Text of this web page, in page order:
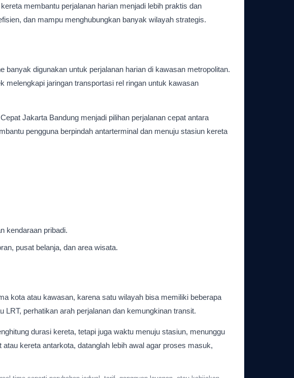
membantu perjalanan harian menjadi lebih praktis dan
dan mampu menghubungkan banyak wilayah strategis.
digunakan untuk perjalanan harian di kawasan metropolitan.
melengkapi jaringan transportasi rel ringan untuk kawasan
Jakarta Bandung menjadi pilihan perjalanan cepat antara
pengguna berpindah antarterminal dan menuju stasiun kereta
kendaraan pribadi.
pusat belanja, dan area wisata.
kota atau kawasan, karena satu wilayah bisa memiliki beberapa
perhatikan arah perjalanan dan kemungkinan transit.
durasi kereta, tetapi juga waktu menuju stasiun, menunggu
kereta antarkota, datanglah lebih awal agar proses masuk,